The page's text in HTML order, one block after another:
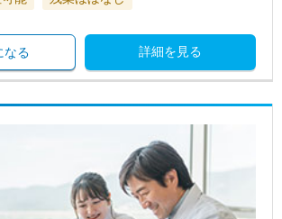
詳細を見る
なる